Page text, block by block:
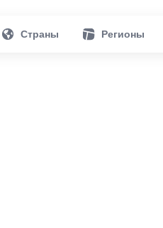
Страны Регионы